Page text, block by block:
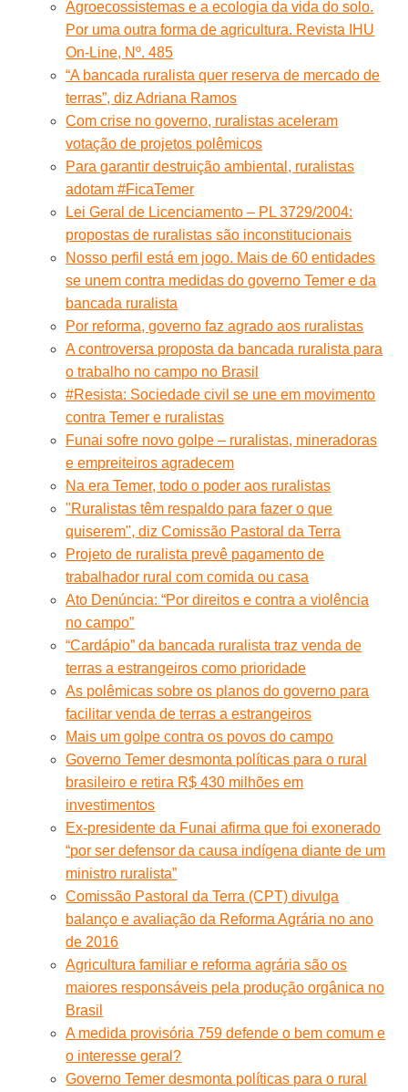
Agroecossistemas e a ecologia da vida do solo.
Por uma outra forma de agricultura. Revista IHU
On-Line, Nº. 485
“A bancada ruralista quer reserva de mercado de
terras”, diz Adriana Ramos
Com crise no governo, ruralistas aceleram
votação de projetos polêmicos
Para garantir destruição ambiental, ruralistas
adotam #FicaTemer
Lei Geral de Licenciamento – PL 3729/2004:
propostas de ruralistas são inconstitucionais
Nosso perfil está em jogo. Mais de 60 entidades
se unem contra medidas do governo Temer e da
bancada ruralista
Por reforma, governo faz agrado aos ruralistas
A controversa proposta da bancada ruralista para
o trabalho no campo no Brasil
#Resista: Sociedade civil se une em movimento
contra Temer e ruralistas
Funai sofre novo golpe – ruralistas, mineradoras
e empreiteiros agradecem
Na era Temer, todo o poder aos ruralistas
"Ruralistas têm respaldo para fazer o que
quiserem", diz Comissão Pastoral da Terra
Projeto de ruralista prevê pagamento de
trabalhador rural com comida ou casa
Ato Denúncia: “Por direitos e contra a violência
no campo”
“Cardápio” da bancada ruralista traz venda de
terras a estrangeiros como prioridade
As polêmicas sobre os planos do governo para
facilitar venda de terras a estrangeiros
Mais um golpe contra os povos do campo
Governo Temer desmonta políticas para o rural
brasileiro e retira R$ 430 milhões em
investimentos
Ex-presidente da Funai afirma que foi exonerado
“por ser defensor da causa indígena diante de um
ministro ruralista”
Comissão Pastoral da Terra (CPT) divulga
balanço e avaliação da Reforma Agrária no ano
de 2016
Agricultura familiar e reforma agrária são os
maiores responsáveis pela produção orgânica no
Brasil
A medida provisória 759 defende o bem comum e
o interesse geral?
Governo Temer desmonta políticas para o rural